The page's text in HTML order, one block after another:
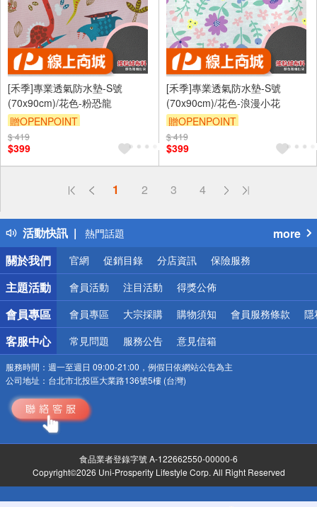
[禾季]專業透氣防水墊-S號
(70x90cm)/花色-粉恐龍
贈OPENPOINT
訂單滿 2000 元折抵 100元
（運費不算在 2000 元的範圍
內）
訂單滿699享9折
$ 419
$399
[禾季]專業透氣防水墊-S號
(70x90cm)/花色-浪漫小花
贈OPENPOINT
訂單滿 2000 元折抵 100元
（運費不算在 2000 元的範圍
內）
訂單滿699享9折
$ 419
$399
1 2 3 4
活動快訊
偏遠地區配送
得獎公告
熱門話題
銀行優惠
偏遠地區配送
詐騙網頁！請小心！
more
關於我們
官網 促銷目錄 分店資訊 保險服務
主題活動 會員活動 注目活動 得獎公佈
會員專區 會員專區 大宗採購 購物須知 會員服務條款 隱
客服中心 常見問題 服務公告 意見信箱
服務時間： 週一至週日 09:00-21:00，例假日依網站公告為主
公司地址： 台北市北投區大業路136號5樓 (台灣)
食品業者登錄字號 A-122662550-00000-6
Copyright©2026 Uni-Prosperity Lifestyle Corp. All Right Reserved